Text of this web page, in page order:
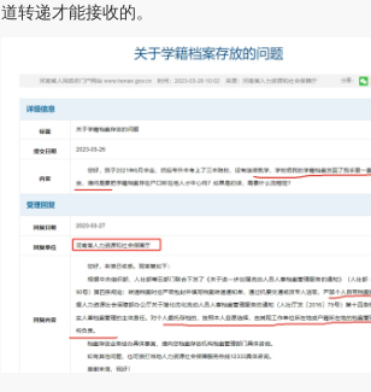
道转递才能接收的。